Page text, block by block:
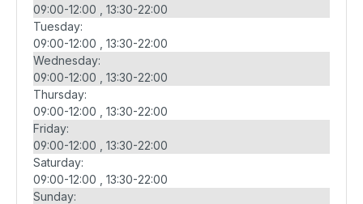
09:00-12:00
13:30-22:00
Tuesday:
09:00-12:00
13:30-22:00
Wednesday:
09:00-12:00
13:30-22:00
Thursday:
09:00-12:00
13:30-22:00
Friday:
09:00-12:00
13:30-22:00
Saturday:
09:00-12:00
13:30-22:00
Sunday: